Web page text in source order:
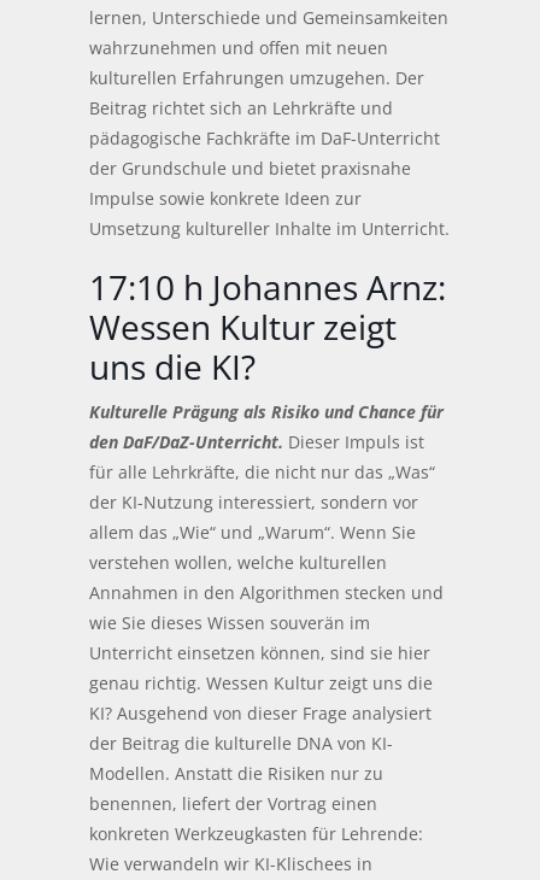
lernen, Unterschiede und Gemeinsamkeiten
wahrzunehmen und offen mit neuen
kulturellen Erfahrungen umzugehen. Der
Beitrag richtet sich an Lehrkräfte und
pädagogische Fachkräfte im DaF-Unterricht
der Grundschule und bietet praxisnahe
Impulse sowie konkrete Ideen zur
Umsetzung kultureller Inhalte im Unterricht.
17:10 h Johannes Arnz:
Wessen Kultur zeigt
uns die KI?
Kulturelle Prägung als Risiko und Chance für
den DaF/DaZ-Unterricht. Dieser Impuls ist
für alle Lehrkräfte, die nicht nur das „Was“
der KI-Nutzung interessiert, sondern vor
allem das „Wie“ und „Warum“. Wenn Sie
verstehen wollen, welche kulturellen
Annahmen in den Algorithmen stecken und
wie Sie dieses Wissen souverän im
Unterricht einsetzen können, sind sie hier
genau richtig. Wessen Kultur zeigt uns die
KI? Ausgehend von dieser Frage analysiert
der Beitrag die kulturelle DNA von KI-
Modellen. Anstatt die Risiken nur zu
benennen, liefert der Vortrag einen
konkreten Werkzeugkasten für Lehrende:
Wie verwandeln wir KI-Klischees in